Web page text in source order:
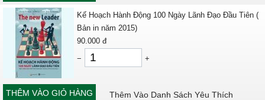
Kế Hoạch Hành Động 100 Ngày Lãnh Đạo Đầu Tiên (
Bản in năm 2015)
90.000 đ
−
+
THÊM VÀO GIỎ HÀNG Thêm Vào Danh Sách Yêu Thích